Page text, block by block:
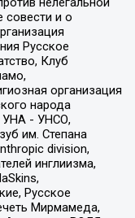
совести и о
Русское
Клуб
организация
народа
УНА - УНСО,
им. Степана
division,
инглиизма,
Русское
Мирмамеда,